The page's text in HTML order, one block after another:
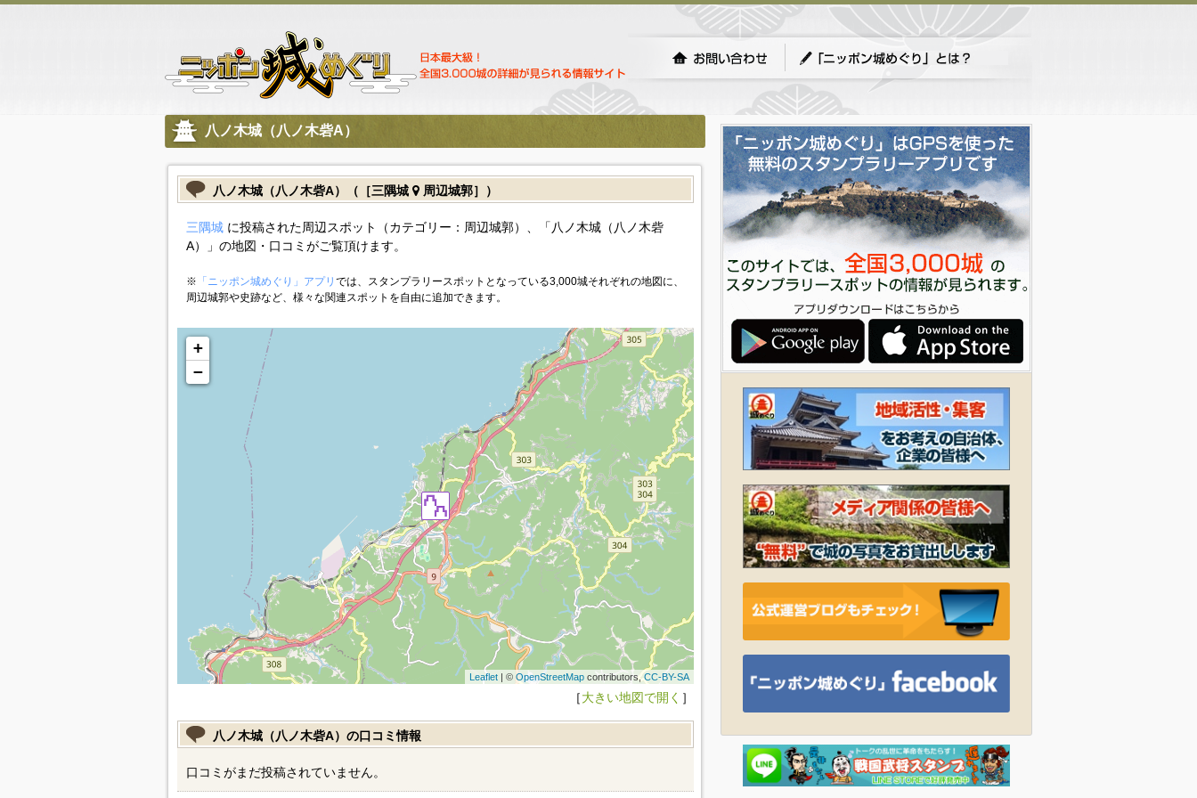
八ノ木城（八ノ木砦A）
八ノ木城（八ノ木砦A）（［三隅城 周辺城郭］）
三隅城に投稿された周辺スポット（カテゴリー：周辺城郭）、「八ノ木城（八ノ木砦
A）」の地図・口コミがご覧頂けます。
※ 「ニッポン城めぐり」アプリ では、スタンプラリースポットとなっている3,000城それぞれの地図に、
周辺城郭や史跡など、様々な関連スポットを自由に追加できます。
+
−
Leaflet| © OpenStreetMapcontributors,CC-BY-SA
［大きい地図で開く ］
八ノ木城（八ノ木砦A）の口コミ情報
口コミがまだ投稿されていません。